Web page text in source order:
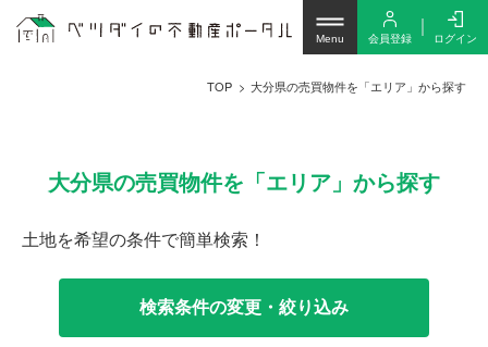
Menu 会員登録 ログイン
TOP 大分県の売買物件を「エリア」から探す
大分県の売買物件を「エリア」から探す
土地を希望の条件で簡単検索！
検索条件の変更・絞り込み